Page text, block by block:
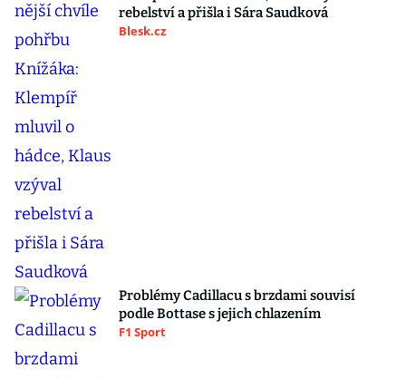
rebelství a přišla i Sára Saudková
Blesk.cz
Problémy Cadillacu s brzdami souvisí
podle Bottase s jejich chlazením
F1 Sport